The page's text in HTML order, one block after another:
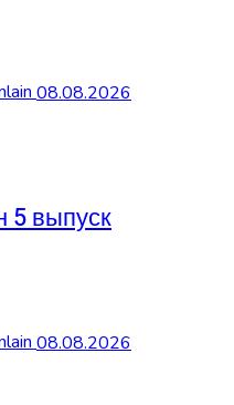
08.08.2026
5 выпуск
08.08.2026